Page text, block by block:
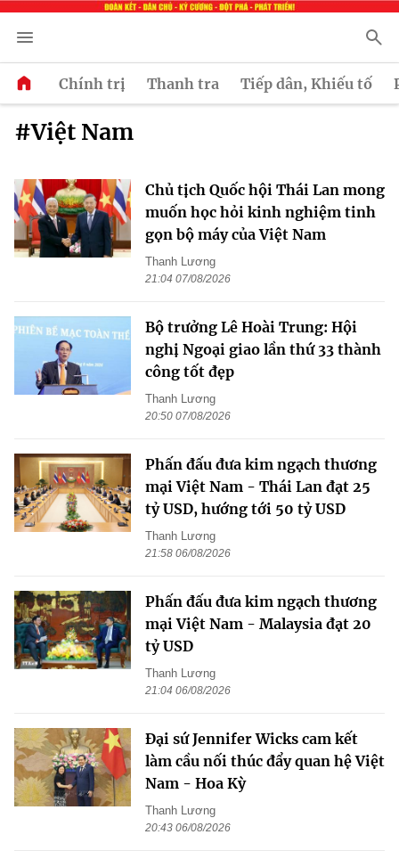
Chính trị Thanh tra Tiếp dân, Khiếu tố
#Việt Nam
Chủ tịch Quốc hội Thái Lan mong
muốn học hỏi kinh nghiệm tinh
gọn bộ máy của Việt Nam
Thanh Lương
21:04 07/08/2026
Bộ trưởng Lê Hoài Trung: Hội
nghị Ngoại giao lần thứ 33 thành
công tốt đẹp
Thanh Lương
20:50 07/08/2026
Phấn đấu đưa kim ngạch thương
mại Việt Nam - Thái Lan đạt 25
tỷ USD, hướng tới 50 tỷ USD
Thanh Lương
21:58 06/08/2026
Phấn đấu đưa kim ngạch thương
mại Việt Nam - Malaysia đạt 20
tỷ USD
Thanh Lương
21:04 06/08/2026
Đại sứ Jennifer Wicks cam kết
làm cầu nối thúc đẩy quan hệ Việt
Nam - Hoa Kỳ
Thanh Lương
20:43 06/08/2026